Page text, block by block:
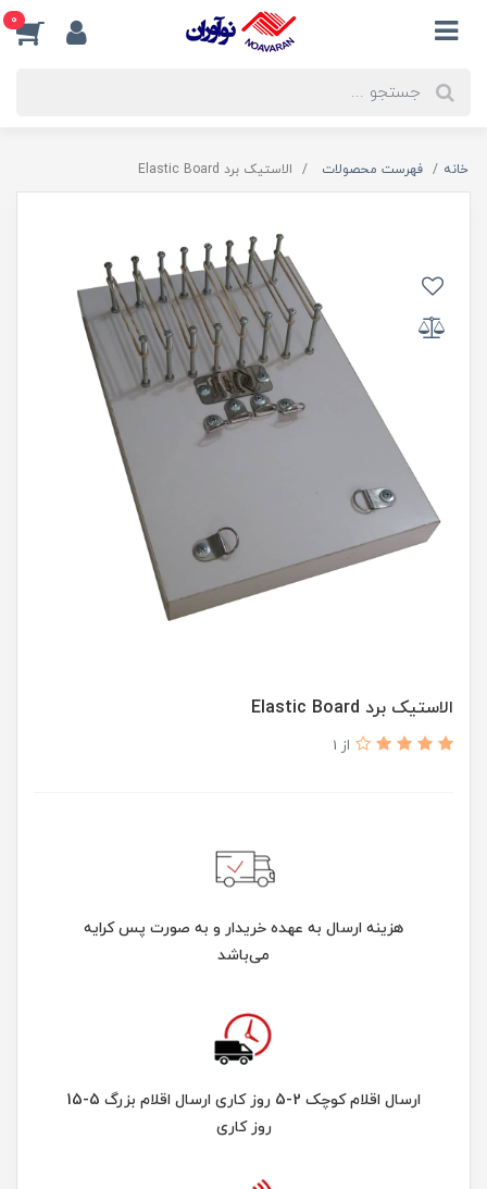
0
خانه فهرست محصولات الاستیک برد Elastic Board
الاستیک برد Elastic Board
از 1
هزینه ارسال به عهده خریدار و به صورت پس کرایه
می‌باشد
ارسال اقلام کوچک 2-5 روز کاری ارسال اقلام بزرگ 5-15
روز کاری